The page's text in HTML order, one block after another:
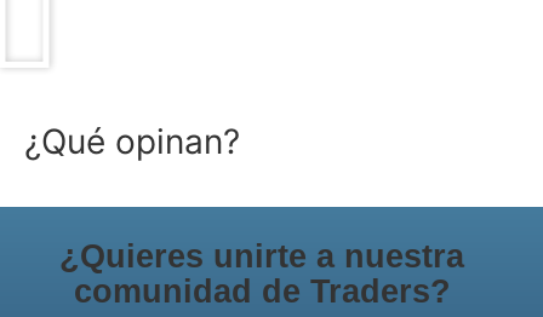
¿Qué opinan?
¿Quieres unirte a nuestra
comunidad de Traders?